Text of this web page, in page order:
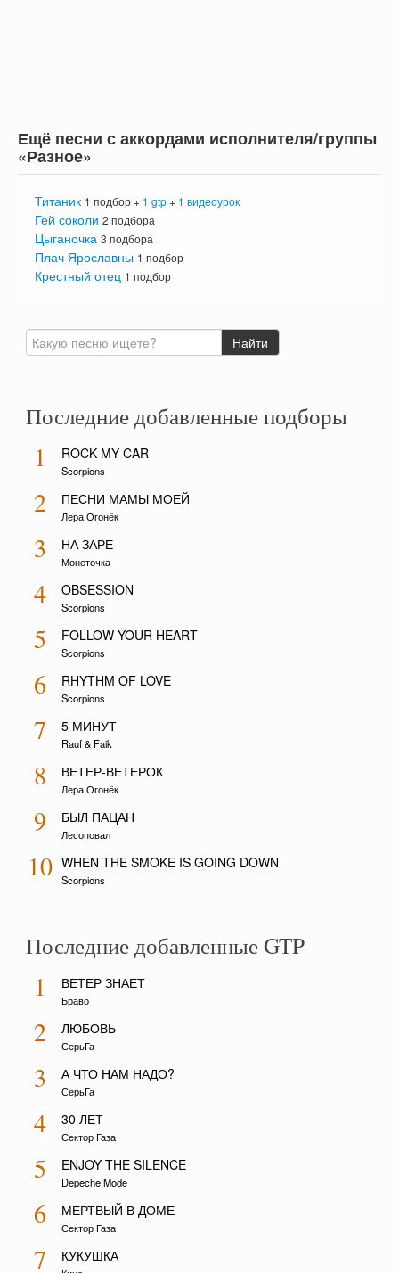
Ещё песни с аккордами исполнителя/группы
«Разное»
Титаник 1 подбор + 1 gtp+ 1 видеоурок
Гей соколи 2 подбора
Цыганочка 3 подбора
Плач Ярославны 1 подбор
Крестный отец 1 подбор
Последние добавленные подборы
1 ROCK MY CAR
Scorpions
2 ПЕСНИ МАМЫ МОЕЙ
Лера Огонёк
3 НА ЗАРЕ
Монеточка
4 OBSESSION
Scorpions
5 FOLLOW YOUR HEART
Scorpions
6 RHYTHM OF LOVE
Scorpions
7 5 МИНУТ
Rauf & Faik
8 ВЕТЕР-ВЕТЕРОК
Лера Огонёк
9 БЫЛ ПАЦАН
Лесоповал
10 WHEN THE SMOKE IS GOING DOWN
Scorpions
Последние добавленные GTP
1 ВЕТЕР ЗНАЕТ
Браво
2 ЛЮБОВЬ
СерьГа
3 А ЧТО НАМ НАДО?
СерьГа
4 30 ЛЕТ
Сектор Газа
5 ENJOY THE SILENCE
Depeche Mode
6 МЕРТВЫЙ В ДОМЕ
Сектор Газа
7 КУКУШКА